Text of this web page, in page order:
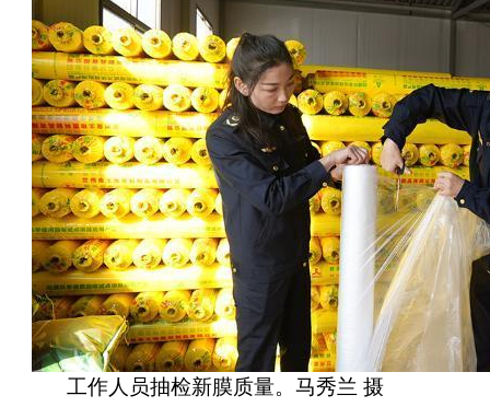
工作人员抽检新膜质量。马秀兰 摄